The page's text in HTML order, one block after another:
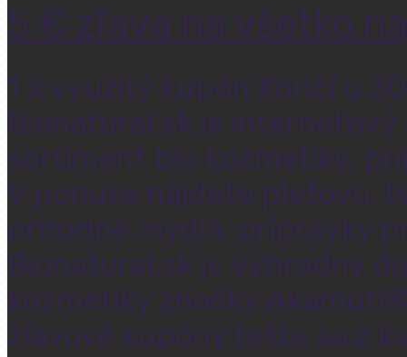
5 € zľava na všetko
1 x využitý kupón Končí o
Bionatural.sk je
sortiment bio kozmetiky,
V ponuke nájdete pleťovú,
prírodné mydlá, prípravky
Bionatural.sk je výhradný
kozmetiky značky
zľavové kupóny tešte sa z